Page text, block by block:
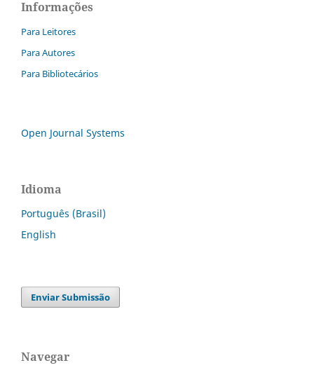
Informações
Para Leitores
Para Autores
Para Bibliotecários
Open Journal Systems
Idioma
Português (Brasil)
English
Enviar Submissão
Navegar